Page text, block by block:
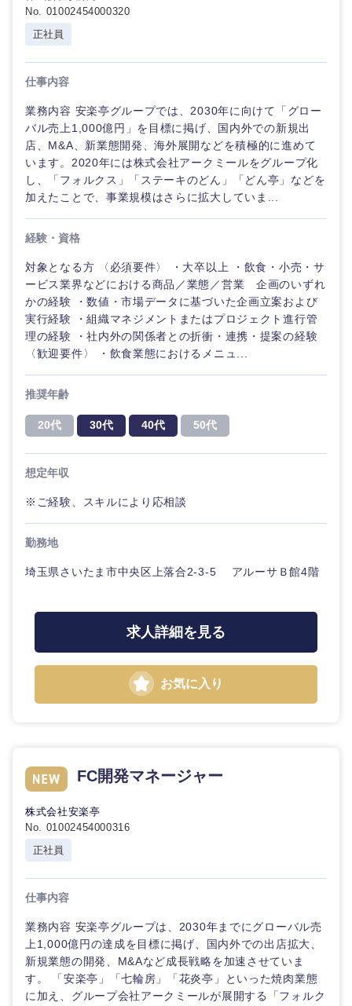
九州・沖縄
長崎県 熊本県
大分県 宮崎県
鹿児島県 沖縄県
No. 01002454000320
正社員
仕事内容
業務内容 安楽亭グループでは、2030年に向けて「グロー
バル売上1,000億円」を目標に掲げ、国内外での新規出
店、M&A、新業態開発、海外展開などを積極的に進めて
います。2020年には株式会社アークミールをグループ化
し、「フォルクス」「ステーキのどん」「どん亭」などを
加えたことで、事業規模はさらに拡大していま...
経験・資格
対象となる方 〈必須要件〉 ・大卒以上 ・飲食・小売・サ
ービス業界などにおける商品／業態／営業 企画のいずれ
かの経験 ・数値・市場データに基づいた企画立案および
実行経験 ・組織マネジメントまたはプロジェクト進行管
理の経験 ・社内外の関係者との折衝・連携・提案の経験
〈歓迎要件〉 ・飲食業態におけるメニュ...
推奨年齢
20代 30代 40代 50代
想定年収
※ご経験、スキルにより応相談
勤務地
埼玉県さいたま市中央区上落合2-3-5 アルーサＢ館4階
求人詳細を見る
お気に入り
FC開発マネージャー
株式会社安楽亭
No. 01002454000316
正社員
仕事内容
業務内容 安楽亭グループは、2030年までにグローバル売
上1,000億円の達成を目標に掲げ、国内外での出店拡大、
新規業態の開発、M&Aなど成長戦略を加速させていま
す。 「安楽亭」「七輪房」「花炎亭」といった焼肉業態
に加え、グループ会社アークミールが展開する「フォルク